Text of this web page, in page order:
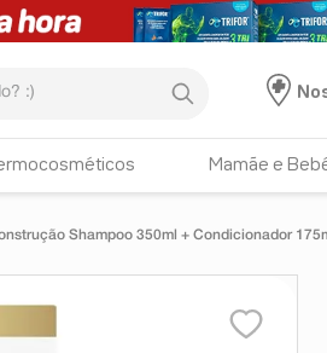
Mamãe e
Shampoo 350ml + Condicionador